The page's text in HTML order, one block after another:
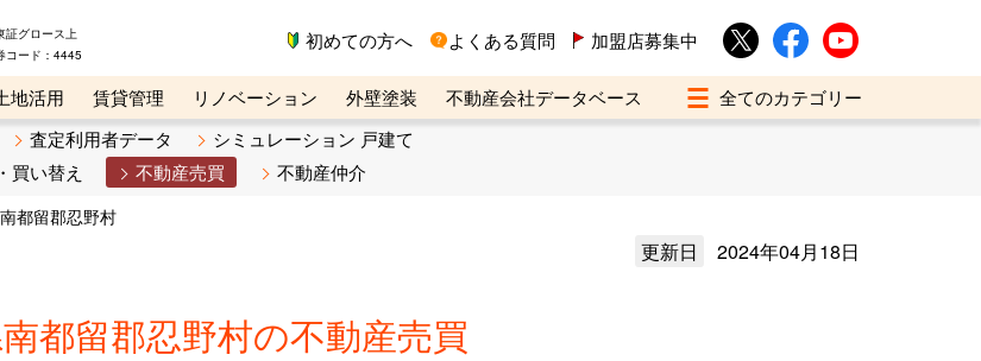
証グロース上
ード：4445
初めての方へ よくある質問 加盟店募集中
地活用 賃貸管理 リノベーション 外壁塗装
不動産会社データベース
リビンマガジンBiz 不動産売却ご相談デスク
査定利用者データ
シミュレーション 戸建て
買い替え 不動産売買 不動産仲介
南都留郡忍野村
更新日 2024年04月18日
都留郡忍野村の不動産売買